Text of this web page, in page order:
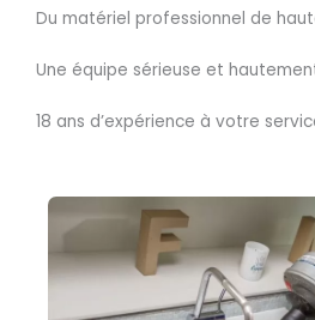
Du matériel professionnel de
Une équipe sérieuse et
18 ans d’expérience à votre